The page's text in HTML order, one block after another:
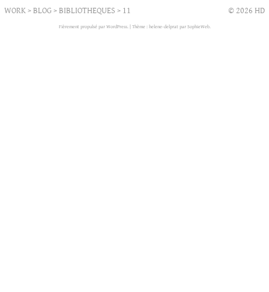
WORK>BLOG>BIBLIOTHEQUES > 11 © 2026 HD
Fièrement propulsé par WordPress. Thème : helene-delprat par SophieWeb.